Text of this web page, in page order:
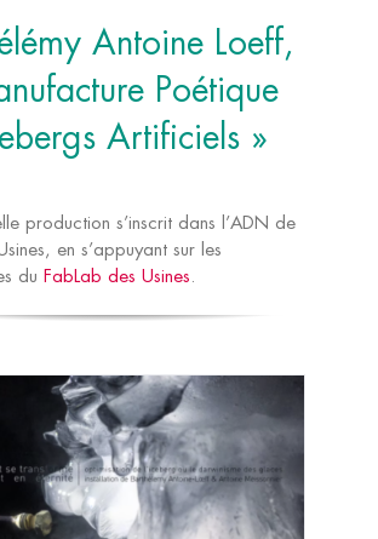
Antoine Loeff,
Poétique
Artificiels »
production s’inscrit dans l’ADN de
en s’appuyant sur les
du FabLab des Usines .